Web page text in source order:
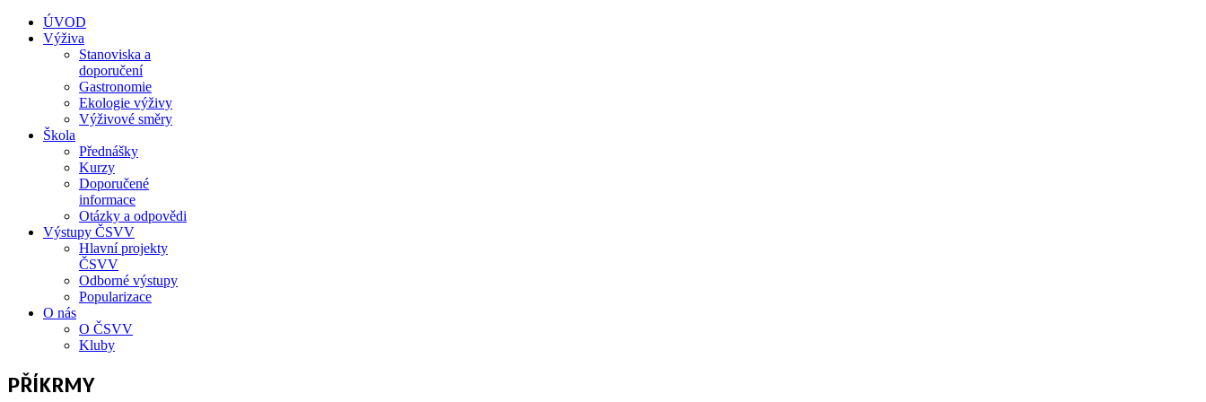
ÚVOD
Výživa
Stanoviska a
doporučení
Gastronomie
Ekologie výživy
Výživové směry
Škola
Přednášky
Kurzy
Doporučené
informace
Otázky a odpovědi
Výstupy ČSVV
Hlavní projekty
ČSVV
Odborné výstupy
Popularizace
O nás
O ČSVV
Kluby
PŘÍKRMY